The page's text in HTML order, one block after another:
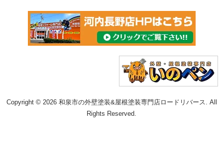
Copyright © 2026 和泉市の外壁塗装&屋根塗装専門店ロードリバース. All
Rights Reserved.